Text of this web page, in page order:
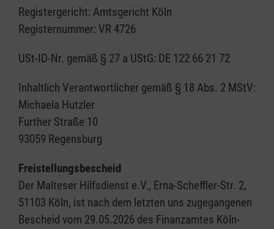
Registergericht: Amtsgericht Köln
Registernummer: VR 4726
USt-ID-Nr. gemäß § 27 a UStG: DE 122 66 21 72
Inhaltlich Verantwortlicher gemäß § 18 Abs. 2 MStV:
Michaela Hutzler
Further Straße 10
93059 Regensburg
Freistellungsbescheid
Der Malteser Hilfsdienst e.V., Erna-Scheffler-Str. 2,
51103 Köln, ist nach dem letzten uns zugegangenen
Bescheid vom 29.05.2026 des Finanzamtes Köln-